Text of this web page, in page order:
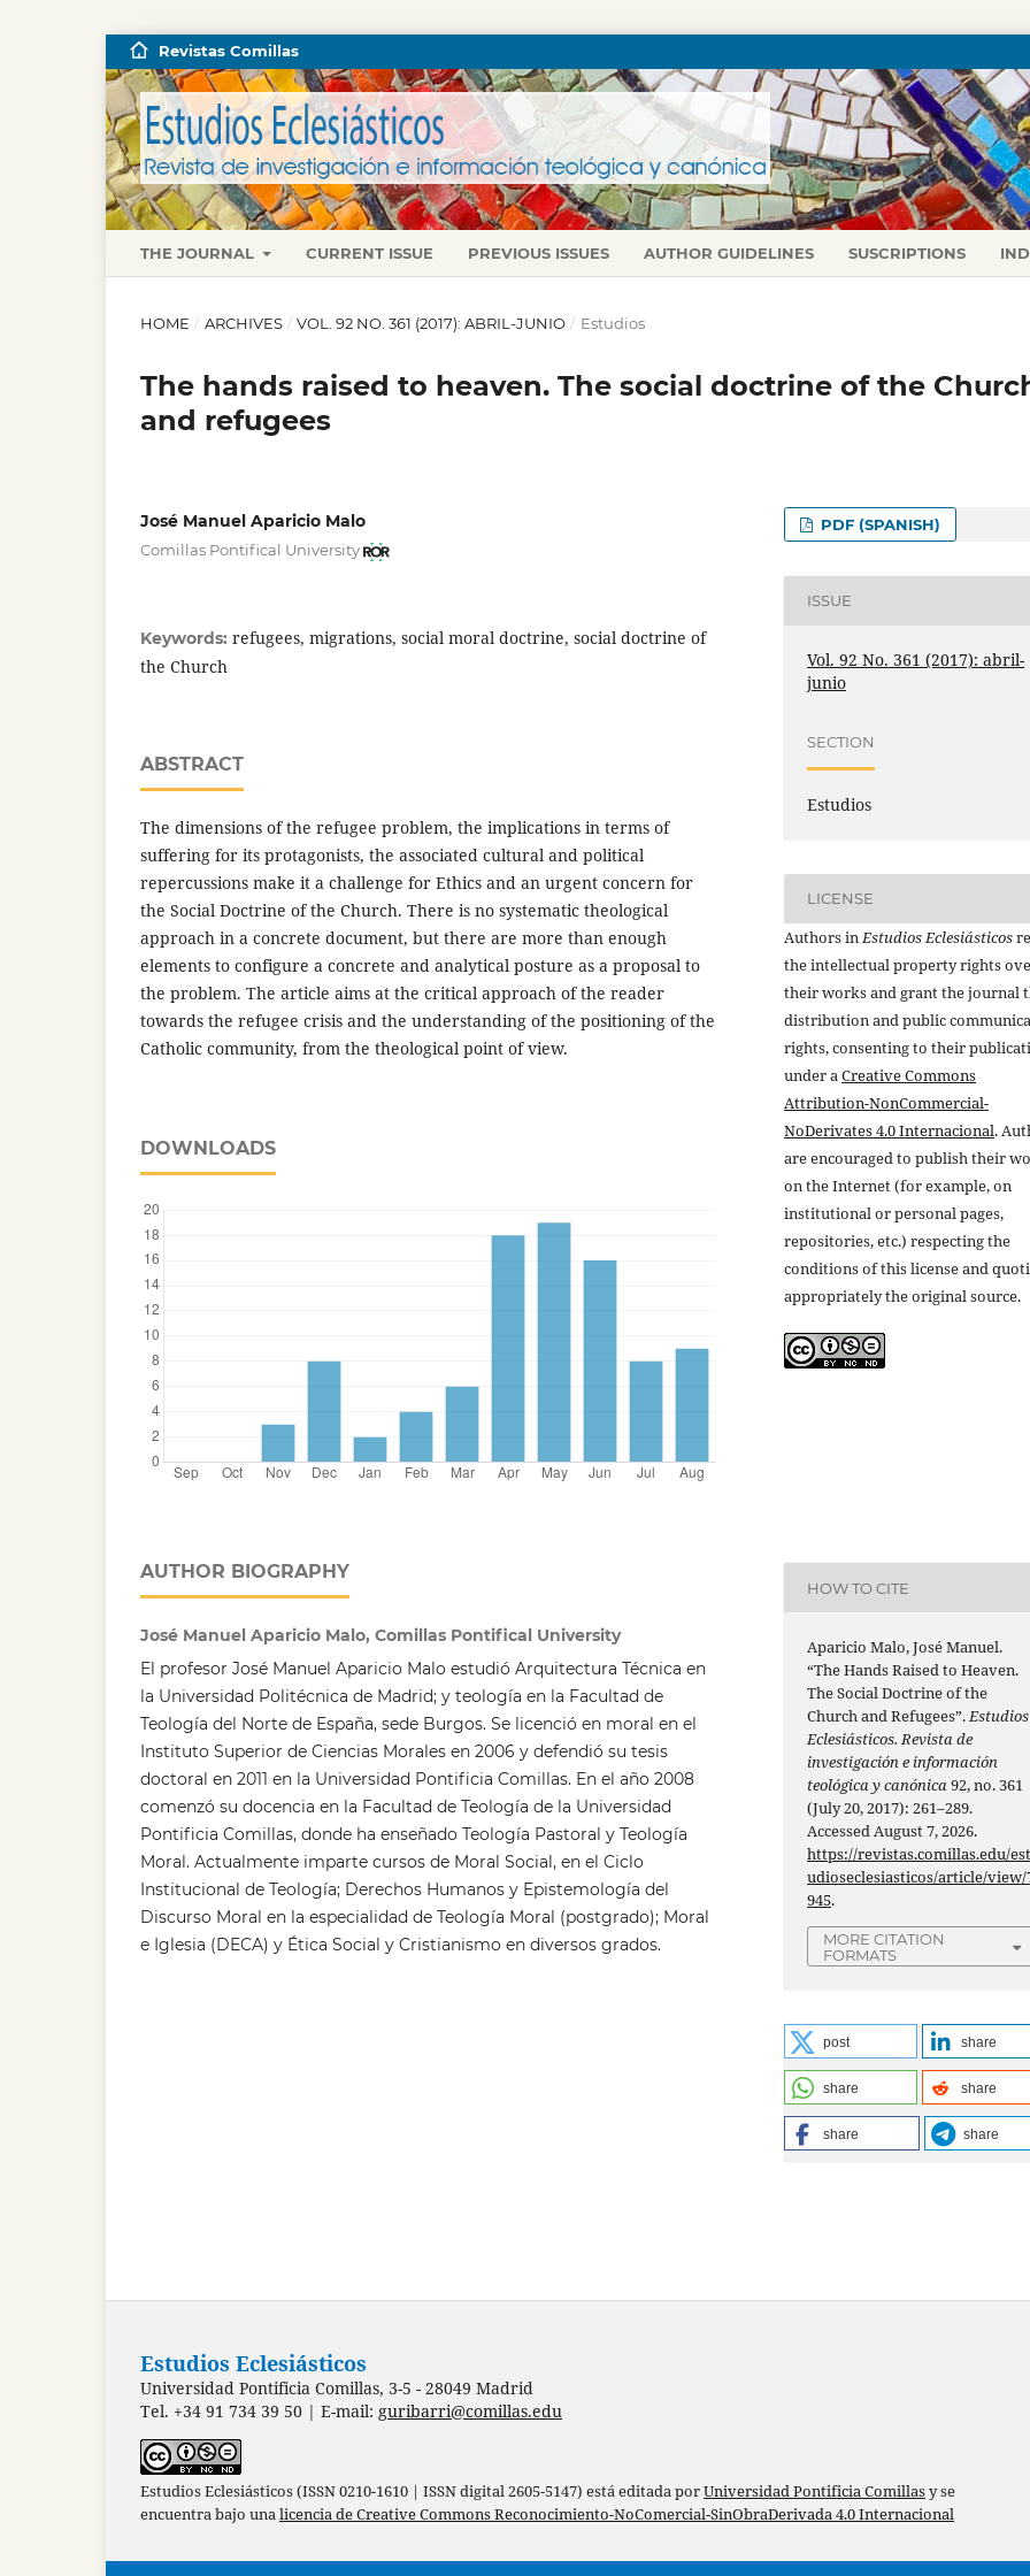
THE JOURNAL CURRENT ISSUE PREVIOUS ISSUES AUTHOR GUIDELINES SUSCRIPTIONS
Revistas Comillas
HOME / ARCHIVES / VOL. 92 NO. 361 (2017): ABRIL-JUNIO / Estudios
The hands raised to heaven. The social doctrine of the
and refugees
José Manuel Aparicio Malo
Comillas Pontifical University
Keywords: refugees, migrations, social moral doctrine, social doctrine of
the Church
ABSTRACT
The dimensions of the refugee problem, the implications in terms of
suffering for its protagonists, the associated cultural and political
repercussions make it a challenge for Ethics and an urgent concern for
the Social Doctrine of the Church. There is no systematic theological
approach in a concrete document, but there are more than enough
elements to configure a concrete and analytical posture as a proposal to
the problem. The article aims at the critical approach of the reader
towards the refugee crisis and the understanding of the positioning of the
Catholic community, from the theological point of view.
DOWNLOADS
AUTHOR BIOGRAPHY
José Manuel Aparicio Malo, Comillas Pontifical University
El profesor José Manuel Aparicio Malo estudió Arquitectura Técnica en
la Universidad Politécnica de Madrid; y teología en la Facultad de
Teología del Norte de España, sede Burgos. Se licenció en moral en el
Instituto Superior de Ciencias Morales en 2006 y defendió su tesis
doctoral en 2011 en la Universidad Pontificia Comillas. En el año 2008
comenzó su docencia en la Facultad de Teología de la Universidad
Pontificia Comillas, donde ha enseñado Teología Pastoral y Teología
Moral. Actualmente imparte cursos de Moral Social, en el Ciclo
Institucional de Teología; Derechos Humanos y Epistemología del
Discurso Moral en la especialidad de Teología Moral (postgrado); Moral
e Iglesia (DECA) y Ética Social y Cristianismo en diversos grados.
PDF (SPANISH)
ISSUE
Vol. 92 No. 361 (2017): abril-
junio
SECTION
Estudios
LICENSE
Authors inEstudios Eclesiásticos
the intellectual property rights
their works and grant the journal
distribution and public
rights, consenting to their
under aCreative Commons
Attribution-NonCommercial-
NoDerivates 4.0 Internacional.
are encouraged to publish their
on the Internet (for example, on
institutional or personal pages,
repositories, etc.) respecting the
conditions of this license and
appropriately the original source.
HOW TO CITE
Aparicio Malo, José Manuel.
“The Hands Raised to Heaven.
The Social Doctrine of the
Church and Refugees”.Estudios
Eclesiásticos. Revista de
investigación e información
teológica y canónica92, no. 361
(July 20, 2017): 261–289.
Accessed August 7, 2026.
https://revistas.comillas.edu/
udioseclesiasticos/article/view/
945.
MORE CITATION
FORMATS
post share
share share
share share
Estudios Eclesiásticos
Universidad Pontificia Comillas, 3-5 - 28049 Madrid
Tel. +34 91 734 39 50 | E-mail: guribarri@comillas.edu
Estudios Eclesiásticos (ISSN 0210-1610 | ISSN digital 2605-5147) está editada porUniversidad Pontificia Comillasy se
encuentra bajo unalicencia de Creative Commons Reconocimiento-NoComercial-SinObraDerivada 4.0 Internacional